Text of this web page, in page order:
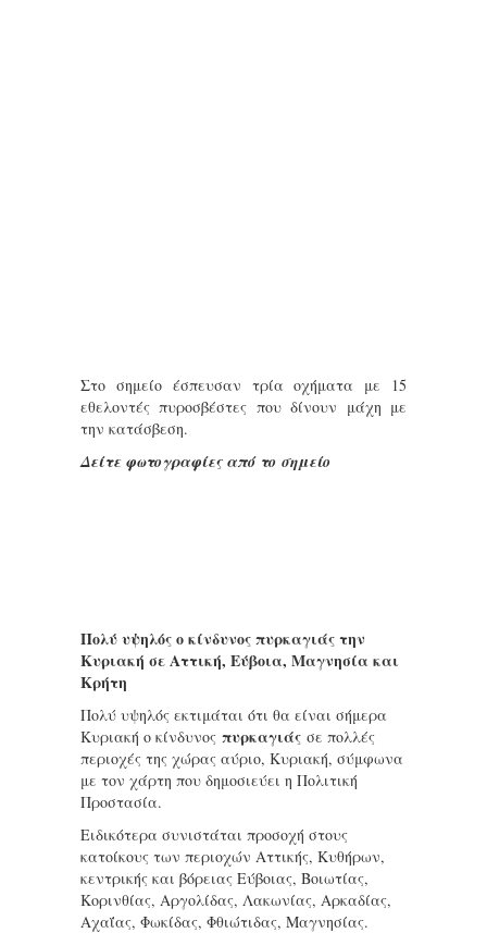
Στο σημείο έσπευσαν τρία οχήματα με 15
εθελοντές πυροσβέστες που δίνουν μάχη με
την κατάσβεση.
Δείτε φωτογραφίες από το σημείο
Πολύ υψηλός ο κίνδυνος πυρκαγιάς την
Κυριακή σε Αττική, Εύβοια, Μαγνησία και
Κρήτη
Πολύ υψηλός εκτιμάται ότι θα είναι σήμερα
Κυριακή ο κίνδυνος πυρκαγιάς σε πολλές
περιοχές της χώρας αύριο, Κυριακή, σύμφωνα
με τον χάρτη που δημοσιεύει η Πολιτική
Προστασία.
Ειδικότερα συνιστάται προσοχή στους
κατοίκους των περιοχών Αττικής, Κυθήρων,
κεντρικής και βόρειας Εύβοιας, Βοιωτίας,
Κορινθίας, Αργολίδας, Λακωνίας, Αρκαδίας,
Αχαΐας, Φωκίδας, Φθιώτιδας, Μαγνησίας.